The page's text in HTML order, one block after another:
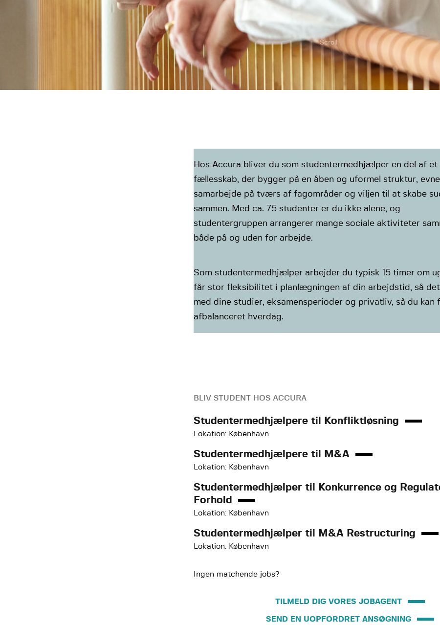
Scroll
Hos Accura bliver du som studentermedhjælper en del af
fællesskab, der bygger på en åben og uformel struktur,
samarbejde på tværs af fagområder og viljen til at skabe
sammen. Med ca. 75 studenter er du ikke alene, og
studentergruppen arrangerer mange sociale aktiviteter
både på og uden for arbejde.
Som studentermedhjælper arbejder du typisk 15 timer om
får stor fleksibilitet i planlægningen af din arbejdstid, så
med dine studier, eksamensperioder og privatliv, så du kan
afbalanceret hverdag.
BLIV STUDENT HOS ACCURA
Studentermedhjælpere til Konfliktløsning
Lokation: København
Studentermedhjælpere til M&A
Lokation: København
Studentermedhjælper til Konkurrence og
Forhold
Lokation: København
Studentermedhjælper til M&A Restructuring
Lokation: København
Ingen matchende jobs?
TILMELD DIG VORES JOBAGENT
SEND EN UOPFORDRET ANSØGNING